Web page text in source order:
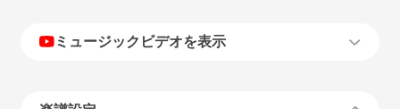
ミュージックビデオを表示